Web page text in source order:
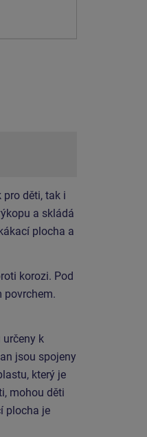
děti, tak i
a skládá
plocha a
korozi. Pod
povrchem.
určeny k
jsou spojeny
který je
mohou děti
plocha je